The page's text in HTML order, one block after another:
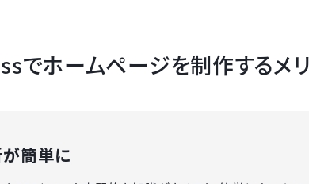
でホームページを制作するメリ
簡単に